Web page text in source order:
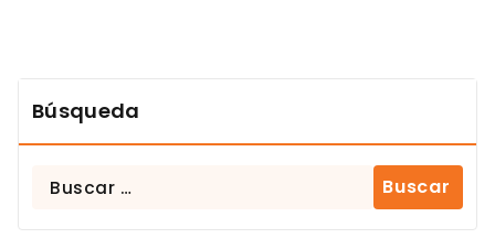
Búsqueda
Buscar: